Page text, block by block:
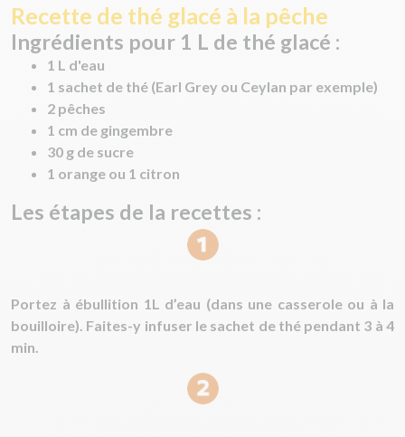
Recette de thé glacé à la pêche
Ingrédients pour 1 L de thé glacé :
1 L d'eau
1 sachet de thé (Earl Grey ou Ceylan par exemple)
2 pêches
1 cm de gingembre
30 g de sucre
1 orange ou 1 citron
Les étapes de la recettes :
Portez à ébullition 1L d’eau (dans une casserole ou à la
bouilloire). Faites-y infuser le sachet de thé pendant 3 à 4
min.